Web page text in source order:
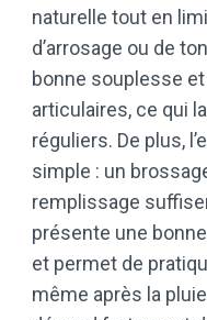
naturelle tout en
d’arrosage ou de
bonne souplesse
articulaires, ce qui
réguliers. De plus,
simple : un
remplissage
présente une
et permet de
même après la